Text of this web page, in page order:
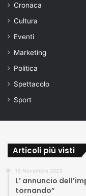
Cronaca
Cultura
Eventi
Marketing
Politica
Spettacolo
Sport
Articoli più visti
15 Novembre 2023
L’ annuncio
tornando”